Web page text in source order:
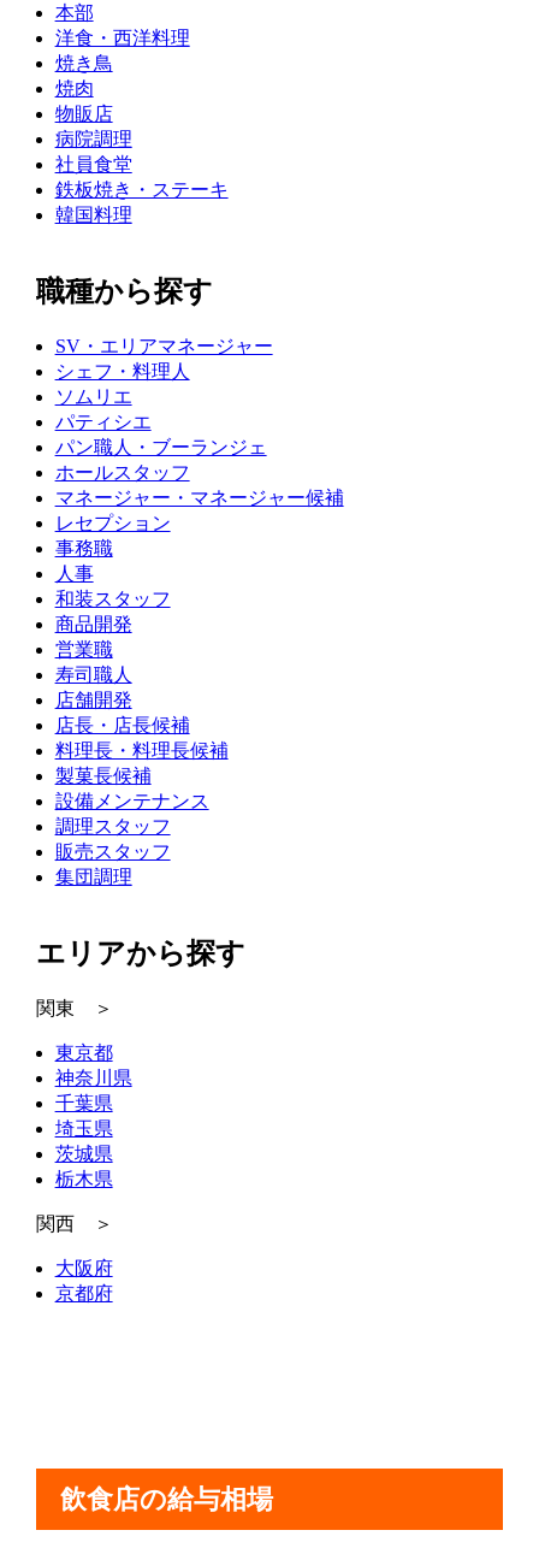
本部
洋食・西洋料理
焼き鳥
焼肉
物販店
病院調理
社員食堂
鉄板焼き・ステーキ
韓国料理
職種から探す
SV・エリアマネージャー
シェフ・料理人
ソムリエ
パティシエ
パン職人・ブーランジェ
ホールスタッフ
マネージャー・マネージャー候補
レセプション
事務職
人事
和装スタッフ
商品開発
営業職
寿司職人
店舗開発
店長・店長候補
料理長・料理長候補
製菓長候補
設備メンテナンス
調理スタッフ
販売スタッフ
集団調理
エリアから探す
関東 ＞
東京都
神奈川県
千葉県
埼玉県
茨城県
栃木県
関西 ＞
大阪府
京都府
飲食店の給与相場